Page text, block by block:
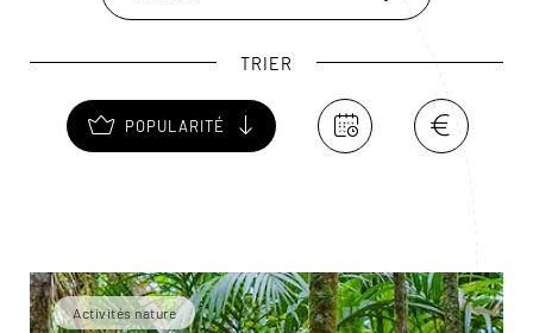
TRIER
POPULARITÉ
Activités nature